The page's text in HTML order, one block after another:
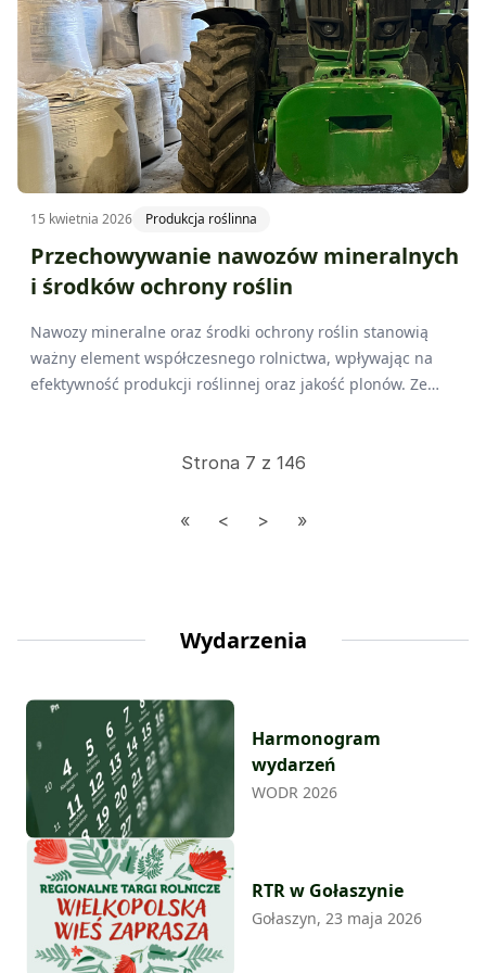
15 kwietnia 2026 Produkcja roślinna
Przechowywanie nawozów mineralnych
i środków ochrony roślin
Nawozy mineralne oraz środki ochrony roślin stanowią
ważny element współczesnego rolnictwa, wpływając na
efektywność produkcji roślinnej oraz jakość plonów. Ze
mineralnych oraz środków ochrony roślin wymaga
Strona 7 z 146
Wydarzenia
Harmonogram
wydarzeń
WODR 2026
RTR w Gołaszynie
Gołaszyn, 23 maja 2026